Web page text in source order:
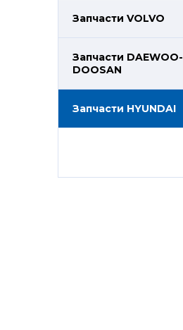
Запчасти VOLVO
Запчасти DAEWOO-
DOOSAN
Запчасти HYUNDAI